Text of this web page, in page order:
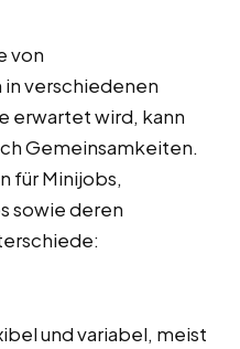
von
verschiedenen
erwartet wird, kann
Gemeinsamkeiten.
für Minijobs,
sowie deren
und variabel, meist